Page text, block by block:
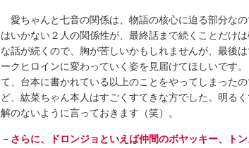
愛ちゃんと七音の関係は、物語の核心に迫る部分な
はいかない２人の関係性が、最終話まで続くことだけ
な話が続くので、胸が苦しいかもしれませんが、最後
ークヒロインに変わっていく姿を見届けてほしいです
て、台本に書かれている以上のことをやってしまった
ど、紘菜ちゃん本人はすごくすてきな方でした。明る
解のないように言っておきます（笑）。
－さらに、ドロンジョといえば仲間のボヤッキー、ト